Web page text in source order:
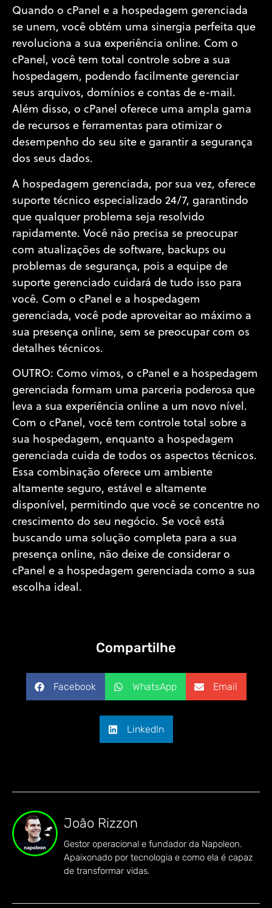
Quando o cPanel e a hospedagem gerenciada
se unem, você obtém uma sinergia perfeita que
revoluciona a sua experiência online. Com o
cPanel, você tem total controle sobre a sua
hospedagem, podendo facilmente gerenciar
seus arquivos, domínios e contas de e-mail.
Além disso, o cPanel oferece uma ampla gama
de recursos e ferramentas para otimizar o
desempenho do seu site e garantir a segurança
dos seus dados.
A hospedagem gerenciada, por sua vez, oferece
suporte técnico especializado 24/7, garantindo
que qualquer problema seja resolvido
rapidamente. Você não precisa se preocupar
com atualizações de software, backups ou
problemas de segurança, pois a equipe de
suporte gerenciado cuidará de tudo isso para
você. Com o cPanel e a hospedagem
gerenciada, você pode aproveitar ao máximo a
sua presença online, sem se preocupar com os
detalhes técnicos.
OUTRO: Como vimos, o cPanel e a hospedagem
gerenciada formam uma parceria poderosa que
leva a sua experiência online a um novo nível.
Com o cPanel, você tem controle total sobre a
sua hospedagem, enquanto a hospedagem
gerenciada cuida de todos os aspectos técnicos.
Essa combinação oferece um ambiente
altamente seguro, estável e altamente
disponível, permitindo que você se concentre no
crescimento do seu negócio. Se você está
buscando uma solução completa para a sua
presença online, não deixe de considerar o
cPanel e a hospedagem gerenciada como a sua
escolha ideal.
Compartilhe
Facebook WhatsApp Email
LinkedIn
João Rizzon
Gestor operacional e fundador da Napoleon.
Apaixonado por tecnologia e como ela é capaz
de transformar vidas.